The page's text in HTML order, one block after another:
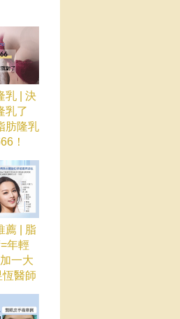
乳 | 決
乳了
肪隆乳
！
薦 | 脂
年輕
一大
恆醫師